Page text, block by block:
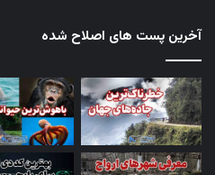
آخرین پست های اصلاح شده